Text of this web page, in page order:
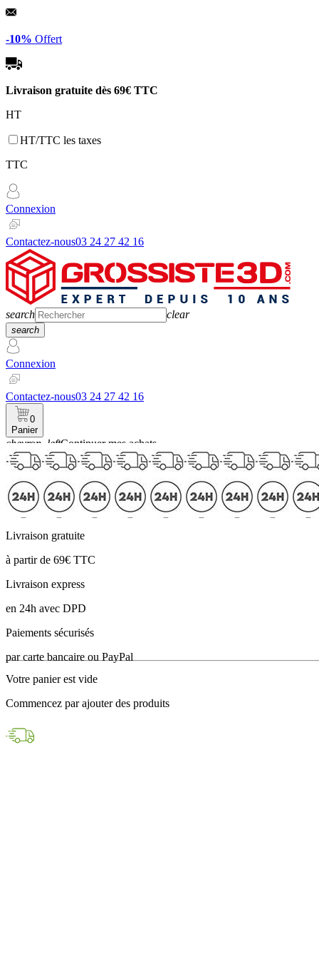
Panneau de gestion des cookies
-10% Offert
Livraison gratuite dès 69€ TTC
HT
HT/TTC les taxes
TTC
Connexion
Contactez-nous03 24 27 42 16
search clear
search
Connexion
Contactez-nous03 24 27 42 16
0
Panier
chevron_leftContinuer mes achats
Panier
Livraison gratuite
à partir de 69€ TTC
Livraison express
en 24h avec DPD
Paiements sécurisés
par carte bancaire ou PayPal
Votre panier est vide
Commencez par ajouter des produits